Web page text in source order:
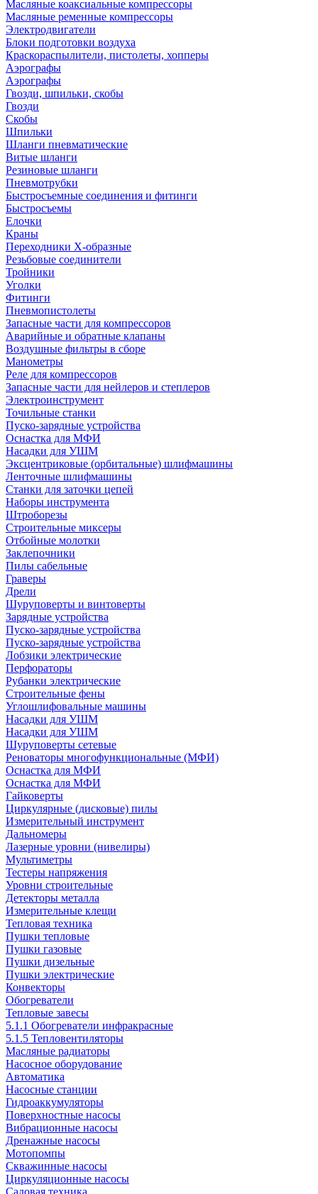
Масляные коаксиальные компрессоры
Масляные ременные компрессоры
Электродвигатели
Блоки подготовки воздуха
Краскораспылители, пистолеты, хопперы
Аэрографы
Аэрографы
Гвозди, шпильки, скобы
Гвозди
Скобы
Шпильки
Шланги пневматические
Витые шланги
Резиновые шланги
Пневмотрубки
Быстросъемные соединения и фитинги
Быстросъемы
Елочки
Краны
Переходники Х-образные
Резьбовые соединители
Тройники
Уголки
Фитинги
Пневмопистолеты
Запасные части для компрессоров
Аварийные и обратные клапаны
Воздушные фильтры в сборе
Манометры
Реле для компрессоров
Запасные части для нейлеров и степлеров
Электроинструмент
Точильные станки
Пуско-зарядные устройства
Оснастка для МФИ
Насадки для УШМ
Эксцентриковые (орбитальные) шлифмашины
Ленточные шлифмашины
Станки для заточки цепей
Наборы инструмента
Штроборезы
Строительные миксеры
Отбойные молотки
Заклепочники
Пилы сабельные
Граверы
Дрели
Шуруповерты и винтоверты
Зарядные устройства
Пуско-зарядные устройства
Пуско-зарядные устройства
Лобзики электрические
Перфораторы
Рубанки электрические
Строительные фены
Углошлифовальные машины
Насадки для УШМ
Насадки для УШМ
Шуруповерты сетевые
Реноваторы многофункциональные (МФИ)
Оснастка для МФИ
Оснастка для МФИ
Гайковерты
Циркулярные (дисковые) пилы
Измерительный инструмент
Дальномеры
Лазерные уровни (нивелиры)
Мультиметры
Тестеры напряжения
Уровни строительные
Детекторы металла
Измерительные клещи
Тепловая техника
Пушки тепловые
Пушки газовые
Пушки дизельные
Пушки электрические
Конвекторы
Обогреватели
Тепловые завесы
5.1.1 Обогреватели инфракрасные
5.1.5 Тепловентиляторы
Масляные радиаторы
Насосное оборудование
Автоматика
Насосные станции
Гидроаккумуляторы
Поверхностные насосы
Вибрационные насосы
Дренажные насосы
Мотопомпы
Скважинные насосы
Циркуляционные насосы
Садовая техника